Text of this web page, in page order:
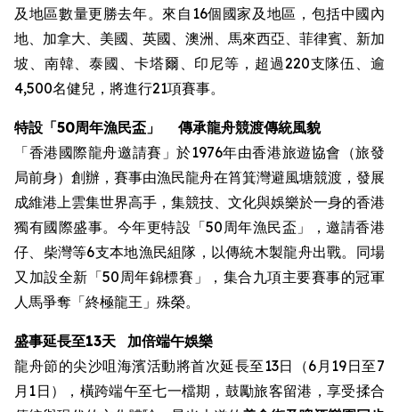
及地區數量更勝去年。來自16個國家及地區，包括中國內
地、加拿大、美國、英國、澳洲、馬來西亞、菲律賓、新加
坡、南韓、泰國、卡塔爾、印尼等，超過220支隊伍、逾
4,500名健兒，將進行21項賽事。
特設 「50周年漁民盃」
傳承龍舟競渡傳統風貌
「香港國際龍舟邀請賽」於1976年由香港旅遊協會（旅發
局前身）創辦，賽事由漁民龍舟在筲箕灣避風塘競渡，發展
成維港上雲集世界高手，集競技、文化與娛樂於一身的香港
獨有國際盛事。今年更特設「50周年漁民盃」，邀請香港
仔、柴灣等6支本地漁民組隊，以傳統木製龍舟出戰。同場
又加設全新「50周年錦標賽」，集合九項主要賽事的冠軍
人馬爭奪「終極龍王」殊榮。
盛事延長至13天
加倍端午娛樂
龍舟節的尖沙咀海濱活動將首次延長至13日（6月19日至7
月1日），橫跨端午至七一檔期，鼓勵旅客留港，享受揉合